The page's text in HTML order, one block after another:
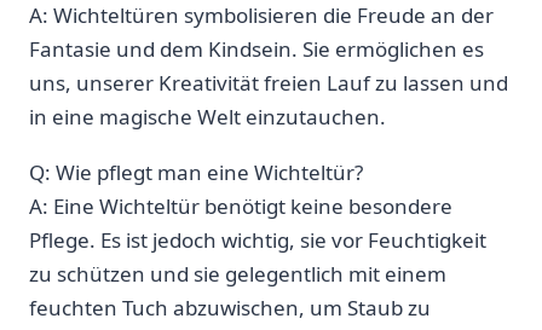
A: Wichteltüren symbolisieren die Freude an‍ der
Fantasie und dem ⁢Kindsein. ‌Sie ermöglichen es
uns, unserer Kreativität freien Lauf zu ⁣lassen und
in eine magische ‍Welt einzutauchen.
Q: Wie⁢ pflegt man eine Wichteltür?
A:‌ Eine ‍Wichteltür benötigt keine besondere
Pflege. Es ⁢ist​ jedoch wichtig, sie vor Feuchtigkeit
zu schützen und sie gelegentlich mit einem
feuchten Tuch‌ abzuwischen, ⁢um Staub zu